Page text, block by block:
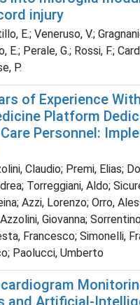
injury
E.; Veneruso, V.;
E.; Perale, G.; Rossi, F.;
P.
of Experience
Platform
Personnel:
Claudio; Premi, Elias;
Torreggiani, Aldo;
Azzi, Lorenzo; Orro,
Giovanna;
Francesco; Simonelli,
Paolucci, Umberto